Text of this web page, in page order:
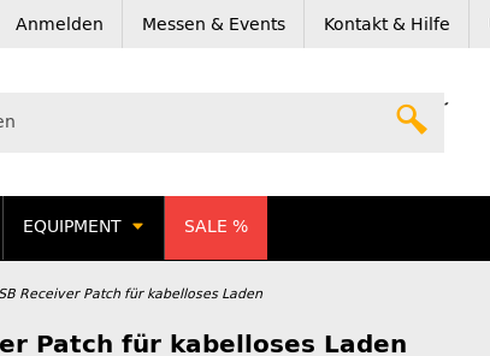
Anmelden Messen & Events Kontakt & Hilfe
EQUIPMENT SALE %
Receiver Patch für kabelloses Laden
Patch für kabelloses Laden